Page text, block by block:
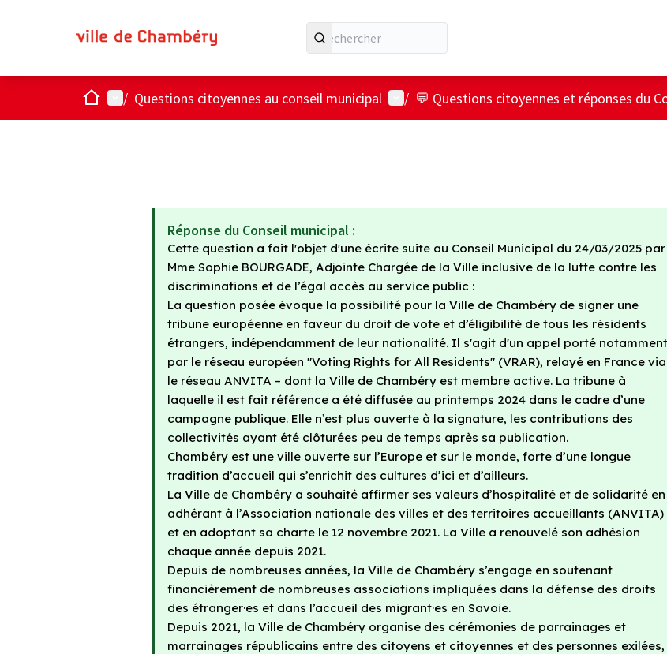
AccueilMenu principal
/ Questions citoyennes au conseil municipal Menu utilisateur
/ 💬 Questions citoyennes et réponses du
Réponse du Conseil municipal :
Cette question a fait l'objet d'une écrite suite au Conseil Municipal du 24/03/2025 par
Mme Sophie BOURGADE, Adjointe Chargée de la Ville inclusive de la lutte contre les
discriminations et de l’égal accès au service public :
La question posée évoque la possibilité pour la Ville de Chambéry de signer une
tribune européenne en faveur du droit de vote et d’éligibilité de tous les résidents
étrangers, indépendamment de leur nationalité. Il s'agit d'un appel porté notamment
par le réseau européen "Voting Rights for All Residents" (VRAR), relayé en France via
le réseau ANVITA – dont la Ville de Chambéry est membre active. La tribune à
laquelle il est fait référence a été diffusée au printemps 2024 dans le cadre d’une
campagne publique. Elle n’est plus ouverte à la signature, les contributions des
collectivités ayant été clôturées peu de temps après sa publication.
Chambéry est une ville ouverte sur l’Europe et sur le monde, forte d’une longue
tradition d’accueil qui s’enrichit des cultures d’ici et d’ailleurs.
La Ville de Chambéry a souhaité affirmer ses valeurs d’hospitalité et de solidarité en
adhérant à l’Association nationale des villes et des territoires accueillants (ANVITA)
et en adoptant sa charte le 12 novembre 2021. La Ville a renouvelé son adhésion
chaque année depuis 2021.
Depuis de nombreuses années, la Ville de Chambéry s’engage en soutenant
financièrement de nombreuses associations impliquées dans la défense des droits
des étranger·es et dans l’accueil des migrant·es en Savoie.
Depuis 2021, la Ville de Chambéry organise des cérémonies de parrainages et
marrainages républicains entre des citoyens et citoyennes et des personnes exilées,